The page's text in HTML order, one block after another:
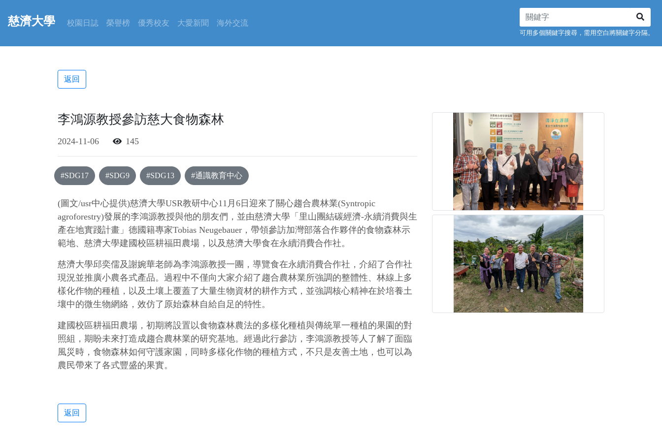
慈濟大學 校園日誌 榮譽榜 優秀校友 大愛新聞 海外交流
可用多個關鍵字搜尋，需用空白將關鍵字分隔。
返回
李鴻源教授參訪慈大食物森林
2024-11-06 145
#SDG17 #SDG9 #SDG13 #通識教育中心
(圖文/usr中心提供)慈濟大學USR教研中心11月6日迎來了關心趨合農林業(Syntropic
agroforestry)發展的李鴻源教授與他的朋友們，並由慈濟大學「里山團結碳經濟-永續消費與生
產在地實踐計畫」德國籍專家Tobias Neugebauer，帶領參訪加灣部落合作夥伴的食物森林示
範地、慈濟大學建國校區耕福田農場，以及慈濟大學食在永續消費合作社。
慈濟大學邱奕儒及謝婉華老師為李鴻源教授一團，導覽食在永續消費合作社，介紹了合作社
現況並推廣小農各式產品。過程中不僅向大家介紹了趨合農林業所強調的整體性、林線上多
樣化作物的種植，以及土壤上覆蓋了大量生物資材的耕作方式，並強調核心精神在於培養土
壤中的微生物網絡，效仿了原始森林自給自足的特性。
建國校區耕福田農場，初期將設置以食物森林農法的多樣化種植與傳統單一種植的果園的對
照組，期盼未來打造成趨合農林業的研究基地。經過此行參訪，李鴻源教授等人了解了面臨
風災時，食物森林如何守護家園，同時多樣化作物的種植方式，不只是友善土地，也可以為
農民帶來了各式豐盛的果實。
返回